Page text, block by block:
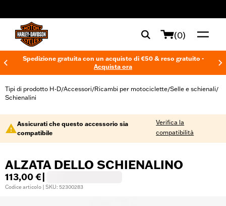
(0)
Spedizione gratuita con un acquisto di €50 & reso gratuito -
Acquista ora
Tipi di prodotto H-D/Accessori/Ricambi per motociclette/Selle e schienali/
Schienalini
Assicurati che questo accessorio sia
compatibile
Verifica la
compatibilità
ALZATA DELLO SCHIENALINO
113,00 €
Codice articolo | SKU: 52300283